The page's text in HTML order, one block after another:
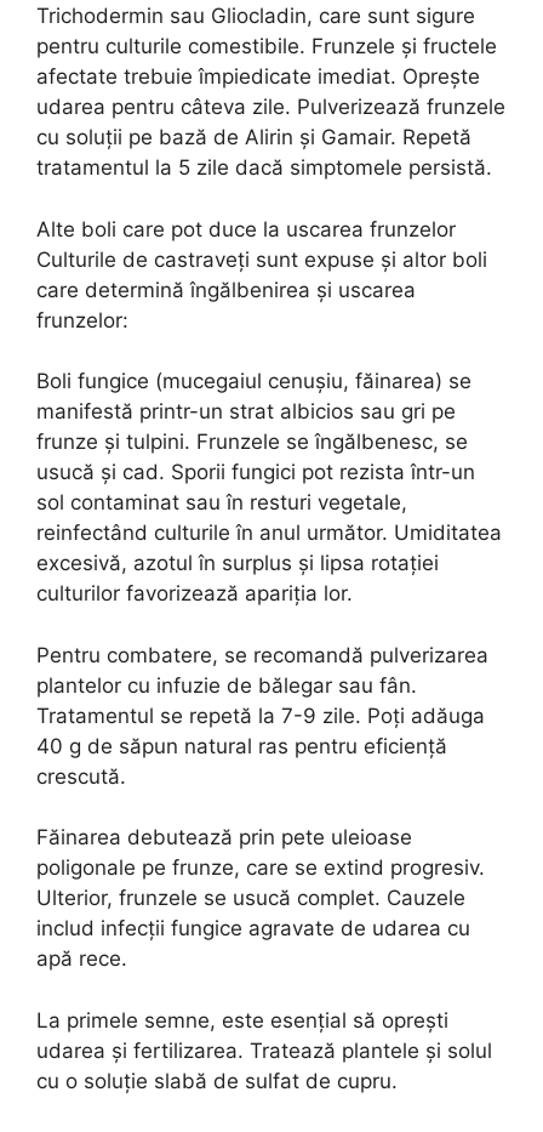
Trichodermin sau Gliocladin, care sunt sigure
pentru culturile comestibile. Frunzele și fructele
afectate trebuie împiedicate imediat. Oprește
udarea pentru câteva zile. Pulverizează frunzele
cu soluții pe bază de Alirin și Gamair. Repetă
tratamentul la 5 zile dacă simptomele persistă.
Alte boli care pot duce la uscarea frunzelor
Culturile de castraveți sunt expuse și altor boli
care determină îngălbenirea și uscarea
frunzelor:
Boli fungice (mucegaiul cenușiu, făinarea) se
manifestă printr-un strat albicios sau gri pe
frunze și tulpini. Frunzele se îngălbenesc, se
usucă și cad. Sporii fungici pot rezista într-un
sol contaminat sau în resturi vegetale,
reinfectând culturile în anul următor. Umiditatea
excesivă, azotul în surplus și lipsa rotației
culturilor favorizează apariția lor.
Pentru combatere, se recomandă pulverizarea
plantelor cu infuzie de bălegar sau fân.
Tratamentul se repetă la 7-9 zile. Poți adăuga
40 g de săpun natural ras pentru eficiență
crescută.
Făinarea debutează prin pete uleioase
poligonale pe frunze, care se extind progresiv.
Ulterior, frunzele se usucă complet. Cauzele
includ infecții fungice agravate de udarea cu
apă rece.
La primele semne, este esențial să oprești
udarea și fertilizarea. Tratează plantele și solul
cu o soluție slabă de sulfat de cupru.